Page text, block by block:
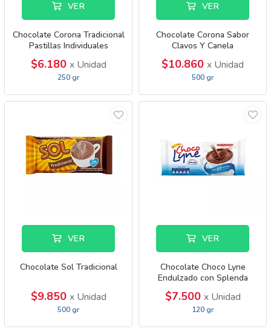
VER
Chocolate Corona Tradicional
Pastillas Individuales
$6.180 x Unidad
250 gr
VER
Chocolate Corona Sabor
Clavos Y Canela
$10.860 x Unidad
500 gr
VER
Chocolate Sol Tradicional
$9.850 x Unidad
500 gr
VER
Chocolate Choco Lyne
Endulzado con Splenda
$7.500 x Unidad
120 gr